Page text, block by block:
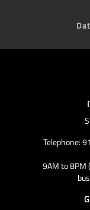
Telephone:
9AM to 8PM